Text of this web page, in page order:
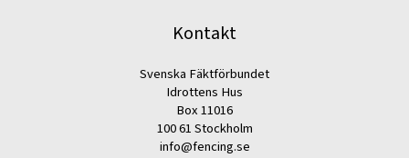
Kontakt
Svenska Fäktförbundet
Idrottens Hus
Box 11016
100 61 Stockholm
info@fencing.se